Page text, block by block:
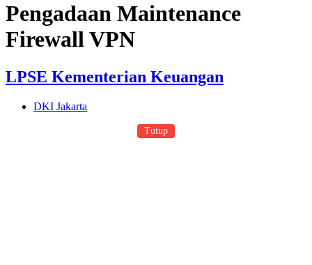
Pengadaan Maintenance
Firewall VPN
LPSE Kementerian Keuangan
DKI Jakarta
Tutup